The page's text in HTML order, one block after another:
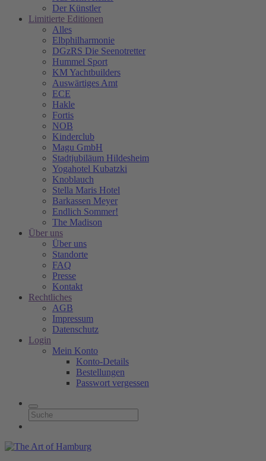
Der Künstler
Limitierte Editionen
Alles
Elbphilharmonie
DGzRS Die Seenotretter
Hummel Sport
KM Yachtbuilders
Auswärtiges Amt
ECE
Hakle
Fortis
NOB
Kinderclub
Magu GmbH
Stadtjubiläum Hildesheim
Yogahotel Kubatzki
Knoblauch
Stella Maris Hotel
Barkassen Meyer
Endlich Sommer!
The Madison
Über uns
Über uns
Standorte
FAQ
Presse
Kontakt
Rechtliches
AGB
Impressum
Datenschutz
Login
Mein Konto
Konto-Details
Bestellungen
Passwort vergessen